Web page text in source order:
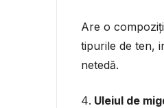
Are o
tipurile de ten,
netedă.
Uleiul de